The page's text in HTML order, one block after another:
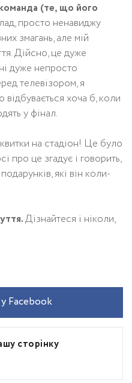
(те, що його
просто ненавиджу
змагань, але мій
Дійсно, це дуже
дуже непросто
телевізором, я
хоча б, коли
у фінал.
на стадіон! Це було
про це згадує і говорить,
які він коли-
Дізнайтеся і ніколи,
сторінку
Facebook